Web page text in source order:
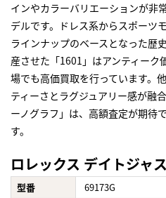
インやカラーバリエーションが非
デルです。ドレス系からスポーツ
ラインナップのベースとなった歴
産させた「1601」はアンティーク
場でも高価買取を行っています。
ティーさとラグジュアリー感が融
ーノグラフ」は、高額査定が期待
す。
ロレックス デイトジャ
型番
69173G